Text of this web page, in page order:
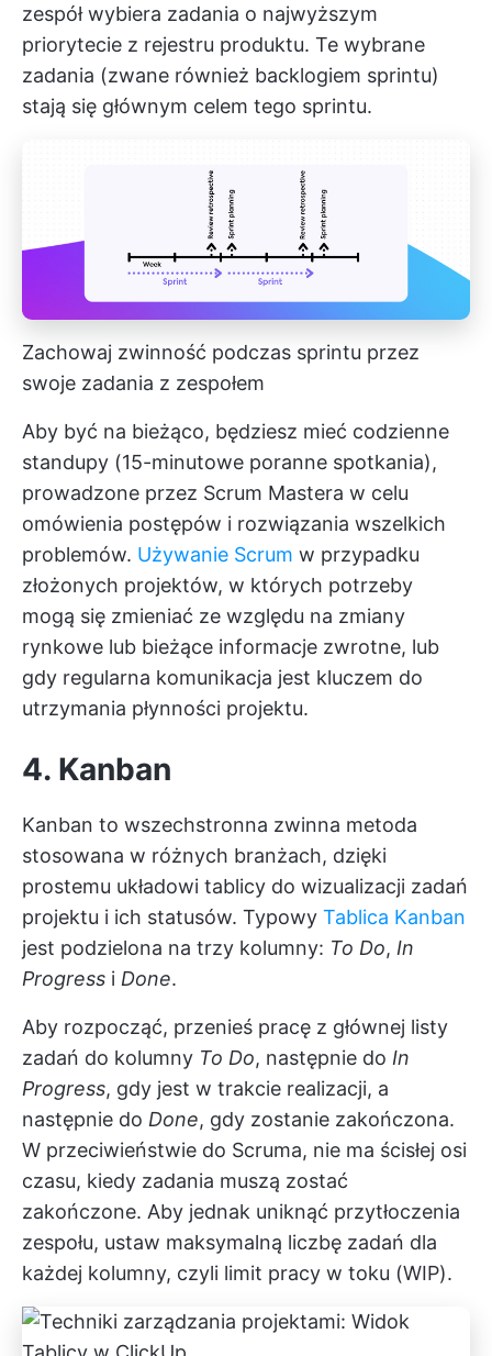
zespół wybiera zadania o najwyższym
priorytecie z rejestru produktu. Te wybrane
zadania (zwane również backlogiem sprintu)
stają się głównym celem tego sprintu.
Zachowaj zwinność podczas sprintu przez
swoje zadania z zespołem
Aby być na bieżąco, będziesz mieć codzienne
standupy (15-minutowe poranne spotkania),
prowadzone przez Scrum Mastera w celu
omówienia postępów i rozwiązania wszelkich
problemów. Używanie Scrum w przypadku
złożonych projektów, w których potrzeby
mogą się zmieniać ze względu na zmiany
rynkowe lub bieżące informacje zwrotne, lub
gdy regularna komunikacja jest kluczem do
utrzymania płynności projektu.
4. Kanban
Kanban to wszechstronna zwinna metoda
stosowana w różnych branżach, dzięki
prostemu układowi tablicy do wizualizacji zadań
projektu i ich statusów. Typowy Tablica Kanban
jest podzielona na trzy kolumny: To Do, In
Progress i Done.
Aby rozpocząć, przenieś pracę z głównej listy
zadań do kolumny To Do, następnie do In
Progress, gdy jest w trakcie realizacji, a
następnie do Done, gdy zostanie zakończona.
W przeciwieństwie do Scruma, nie ma ścisłej osi
czasu, kiedy zadania muszą zostać
zakończone. Aby jednak uniknąć przytłoczenia
zespołu, ustaw maksymalną liczbę zadań dla
każdej kolumny, czyli limit pracy w toku (WIP).